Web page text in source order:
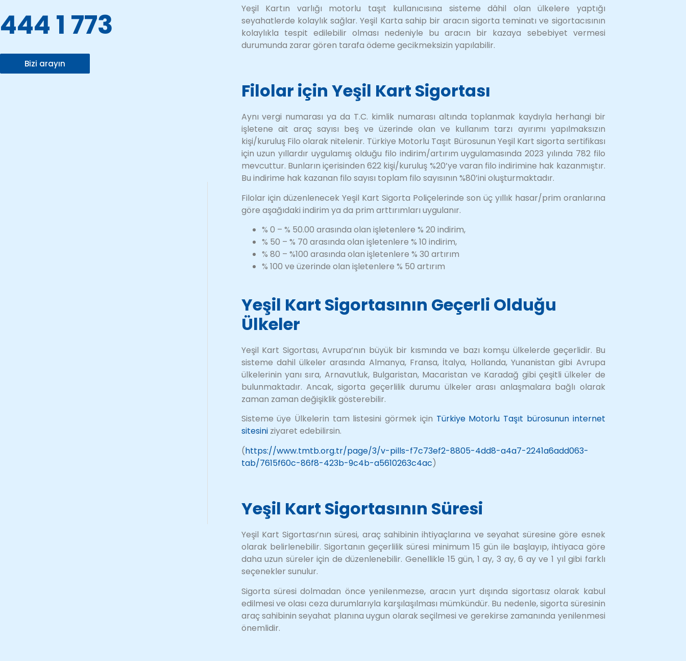
444 1 773
Bizi arayın
Yeşil Kartın varlığı motorlu taşıt kullanıcısına sisteme dâhil olan ülkelere yaptığı
seyahatlerde kolaylık sağlar. Yeşil Karta sahip bir aracın sigorta teminatı ve sigortacısının
kolaylıkla tespit edilebilir olması nedeniyle bu aracın bir kazaya sebebiyet vermesi
durumunda zarar gören tarafa ödeme gecikmeksizin yapılabilir.
Filolar için Yeşil Kart Sigortası
Aynı vergi numarası ya da T.C. kimlik numarası altında toplanmak kaydıyla herhangi bir
işletene ait araç sayısı beş ve üzerinde olan ve kullanım tarzı ayırımı yapılmaksızın
kişi/kuruluş Filo olarak nitelenir. Türkiye Motorlu Taşıt Bürosunun Yeşil Kart sigorta sertifikası
için uzun yıllardır uygulamış olduğu filo indirim/artırım uygulamasında 2023 yılında 782 filo
mevcuttur. Bunların içerisinden 622 kişi/kuruluş %20’ye varan filo indirimine hak kazanmıştır.
Bu indirime hak kazanan filo sayısı toplam filo sayısının %80’ini oluşturmaktadır.
Filolar için düzenlenecek Yeşil Kart Sigorta Poliçelerinde son üç yıllık hasar/prim oranlarına
göre aşağıdaki indirim ya da prim arttırımları uygulanır.
% 0 – % 50.00 arasında olan işletenlere % 20 indirim,
% 50 – % 70 arasında olan işletenlere % 10 indirim,
% 80 – %100 arasında olan işletenlere % 30 artırım
% 100 ve üzerinde olan işletenlere % 50 artırım
Yeşil Kart Sigortasının Geçerli Olduğu
Ülkeler
Yeşil Kart Sigortası, Avrupa’nın büyük bir kısmında ve bazı komşu ülkelerde geçerlidir. Bu
sisteme dahil ülkeler arasında Almanya, Fransa, İtalya, Hollanda, Yunanistan gibi Avrupa
ülkelerinin yanı sıra, Arnavutluk, Bulgaristan, Macaristan ve Karadağ gibi çeşitli ülkeler de
bulunmaktadır. Ancak, sigorta geçerlilik durumu ülkeler arası anlaşmalara bağlı olarak
zaman zaman değişiklik gösterebilir.
Sisteme üye Ülkelerin tam listesini görmek için Türkiye Motorlu Taşıt bürosunun internet
sitesini ziyaret edebilirsin.
(https://www.tmtb.org.tr/page/3/v-pills-f7c73ef2-8805-4dd8-a4a7-2241a6add063-
tab/7615f60c-86f8-423b-9c4b-a5610263c4ac)
Yeşil Kart Sigortasının Süresi
Yeşil Kart Sigortası’nın süresi, araç sahibinin ihtiyaçlarına ve seyahat süresine göre esnek
olarak belirlenebilir. Sigortanın geçerlilik süresi minimum 15 gün ile başlayıp, ihtiyaca göre
daha uzun süreler için de düzenlenebilir. Genellikle 15 gün, 1 ay, 3 ay, 6 ay ve 1 yıl gibi farklı
seçenekler sunulur.
Sigorta süresi dolmadan önce yenilenmezse, aracın yurt dışında sigortasız olarak kabul
edilmesi ve olası ceza durumlarıyla karşılaşılması mümkündür. Bu nedenle, sigorta süresinin
araç sahibinin seyahat planına uygun olarak seçilmesi ve gerekirse zamanında yenilenmesi
önemlidir.